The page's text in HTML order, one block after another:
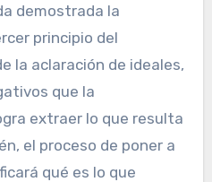
demostrada la
principio del
la aclaración de ideales,
que la
extraer lo que resulta
el proceso de poner a
qué es lo que